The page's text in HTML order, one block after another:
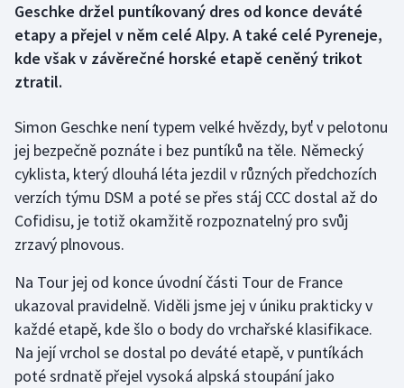
Golf
Gymnastika
Jezdectví
Judo
Krasobruslení
Lezení
Lyže a snowboard
Moderní pětiboj
Geschke držel puntíkovaný dres od konce deváté
etapy a přejel v něm celé Alpy. A také celé Pyreneje,
kde však v závěrečné horské etapě ceněný trikot
ztratil.
Simon Geschke není typem velké hvězdy, byť v pelotonu
jej bezpečně poznáte i bez puntíků na těle. Německý
cyklista, který dlouhá léta jezdil v různých předchozích
verzích týmu DSM a poté se přes stáj CCC dostal až do
Cofidisu, je totiž okamžitě rozpoznatelný pro svůj
zrzavý plnovous.
Na Tour jej od konce úvodní části Tour de France
ukazoval pravidelně. Viděli jsme jej v úniku prakticky v
každé etapě, kde šlo o body do vrchařské klasifikace.
Na její vrchol se dostal po deváté etapě, v puntíkách
poté srdnatě přejel vysoká alpská stoupání jako